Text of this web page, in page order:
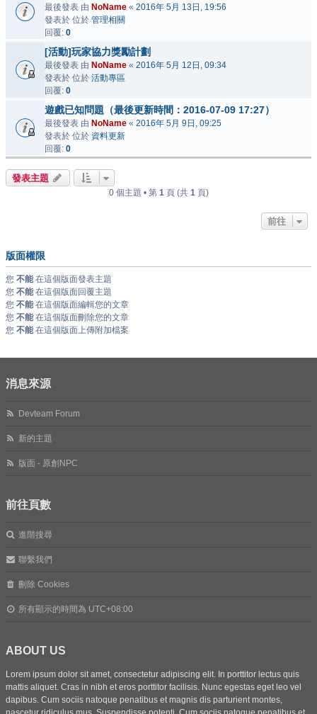
最後發表 由 NoName « 2016年 5月 13日, 19:56
發表於 位於 管理相關
回覆: 0
[活動]玩家協力獎勵計劃
最後發表 由 NoName « 2016年 5月 12日, 09:34
發表於 位於 活動專區
回覆: 0
遊戲已知問題（最後更新時間：2016-07-09 17:27）
最後發表 由 NoName « 2016年 5月 9日, 09:25
發表於 位於 資料更新
回覆: 0
發表主題
0 個主題 • 第 1頁 (共 1頁)
前往
版面權限
您 不能在這個版面發表主題
您 不能在這個版面回覆主題
您 不能在這個版面編輯您的文章
您 不能在這個版面刪除您的文章
您 不能在這個版面上傳附加檔案
消息來源
Devteam Forum
新的主題
版面 - 原創NPC
前往頁數
進階搜尋
聯繫我們
刪除 Cookies
所有顯示的時間為 UTC+08:00
ABOUT US
Lorem ipsum dolor sit amet, consectetur adipiscing elit. In porttitor lectus quis
mattis aliquet. Cras in nibh et eros porttitor facilisis. Nunc egestas eget leo vel
dapibus. Cum sociis natoque penatibus et magnis dis parturient montes,